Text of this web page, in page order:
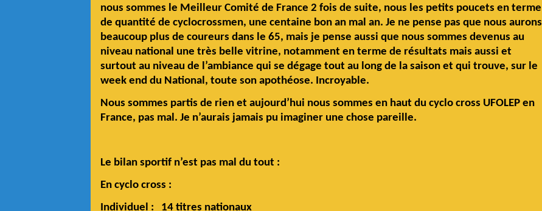
nous sommes le Meilleur Comité de France 2 fois de suite, nous les petits poucets en terme
de quantité de cyclocrossmen, une centaine bon an mal an. Je ne pense pas que nous aurons
beaucoup plus de coureurs dans le 65, mais je pense aussi que nous sommes devenus au
niveau national une très belle vitrine, notamment en terme de résultats mais aussi et
surtout au niveau de l’ambiance qui se dégage tout au long de la saison et qui trouve, sur le
week end du National, toute son apothéose. Incroyable.
Nous sommes partis de rien et aujourd’hui nous sommes en haut du cyclo cross UFOLEP en
France, pas mal. Je n’aurais jamais pu imaginer une chose pareille.
Le bilan sportif n’est pas mal du tout :
En cyclo cross :
Individuel : 14 titres nationaux